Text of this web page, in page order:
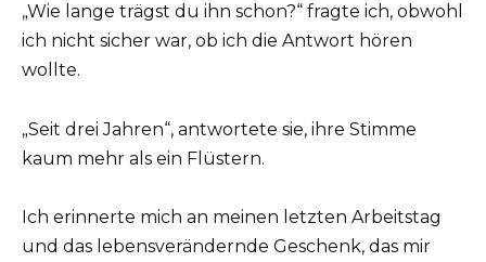
„Wie lange trägst du ihn schon?“ fragte ich, obwohl
ich nicht sicher war, ob ich die Antwort hören
wollte.
„Seit drei Jahren“, antwortete sie, ihre Stimme
kaum mehr als ein Flüstern.
Ich erinnerte mich an meinen letzten Arbeitstag
und das lebensverändernde Geschenk, das mir